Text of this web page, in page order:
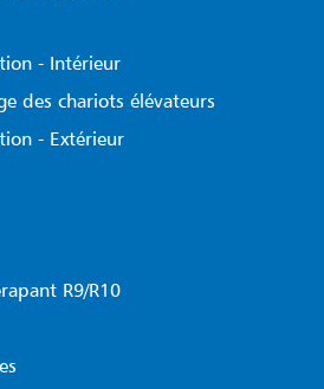
- Intérieur
des chariots élévateurs
- Extérieur
R9/R10